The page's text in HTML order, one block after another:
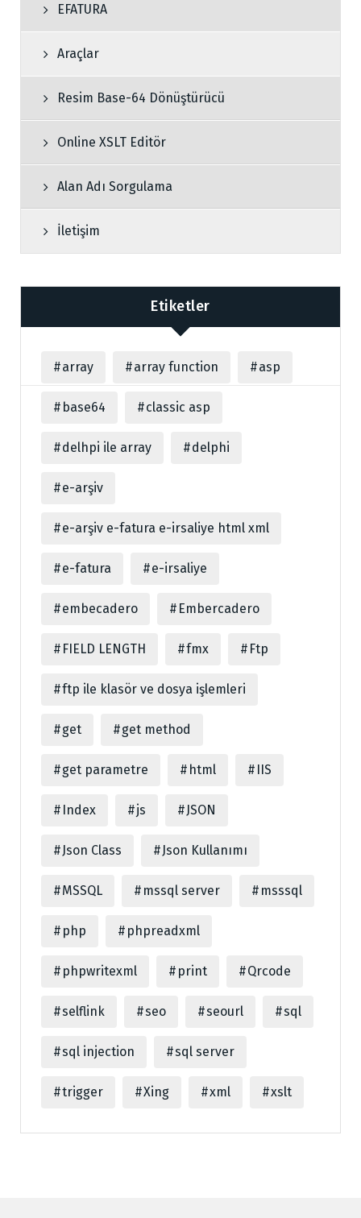
EFATURA
Araçlar
Resim Base-64 Dönüştürücü
Online XSLT Editör
Alan Adı Sorgulama
İletişim
Etiketler
array array function asp
base64 classic asp
delhpi ile array delphi
e-arşiv
e-arşiv e-fatura e-irsaliye html xml
e-fatura e-irsaliye
embecadero Embercadero
FIELD LENGTH fmx Ftp
ftp ile klasör ve dosya işlemleri
get get method
get parametre html IIS
Index js JSON
Json Class Json Kullanımı
MSSQL mssql server msssql
php phpreadxml
phpwritexml print Qrcode
selflink seo seourl sql
sql injection sql server
trigger Xing xml xslt